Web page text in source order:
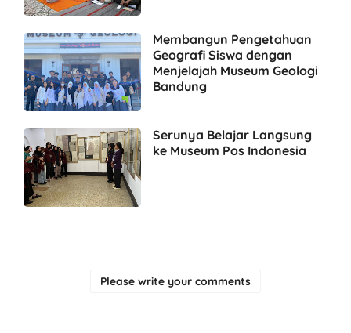
Membangun Pengetahuan
Geografi Siswa dengan
Menjelajah Museum Geologi
Bandung
Serunya Belajar Langsung
ke Museum Pos Indonesia
Please write your comments